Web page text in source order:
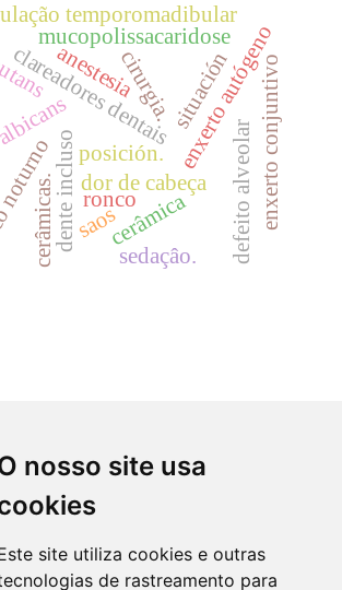
nosso site usa
site utiliza cookies e outras
de rastreamento para
dente incluso dor de cabeça
clareadores dentaisenxerto autógeno
defeito alveolar
mucopolissacaridose
temporomadibular
cirurgia.
cerâmicas. enxerto conjuntivo
situación
posición.
cerâmica
anestesia
sedaçâo.
ronco
saos